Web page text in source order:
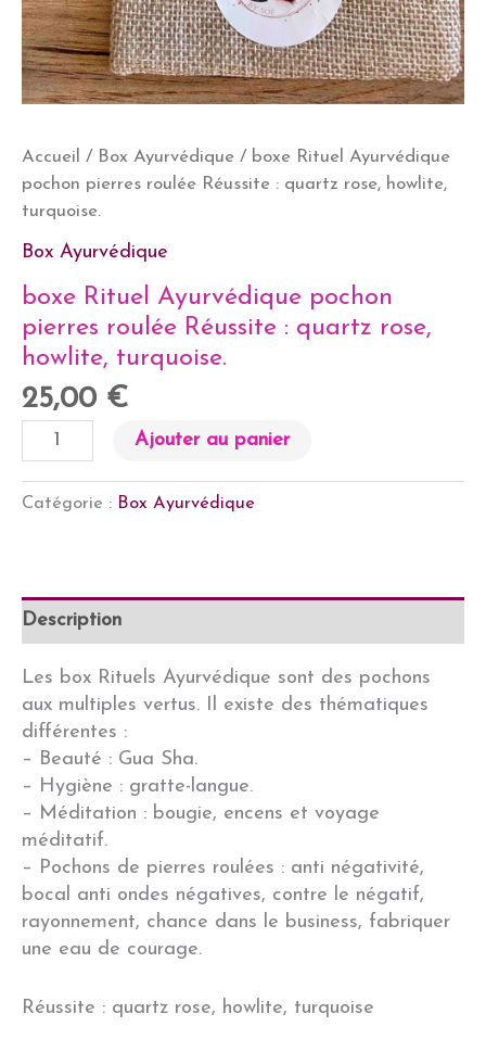
Accueil / Box Ayurvédique / boxe Rituel Ayurvédique
pochon pierres roulée Réussite : quartz rose, howlite,
turquoise.
Box Ayurvédique
boxe Rituel Ayurvédique pochon
pierres roulée Réussite : quartz rose,
howlite, turquoise.
25,00 €
quantité
de
boxe
Rituel
pierres
roulée
Réussite
quartz
rose,
howlite,
turquoise.
Ajouter au panier
Catégorie : Box Ayurvédique
Description
Les box Rituels Ayurvédique sont des pochons
aux multiples vertus. Il existe des thématiques
différentes :
– Beauté : Gua Sha.
– Hygiène : gratte-langue.
– Méditation : bougie, encens et voyage
méditatif.
– Pochons de pierres roulées : anti négativité,
bocal anti ondes négatives, contre le négatif,
rayonnement, chance dans le business, fabriquer
une eau de courage.
Réussite : quartz rose, howlite, turquoise